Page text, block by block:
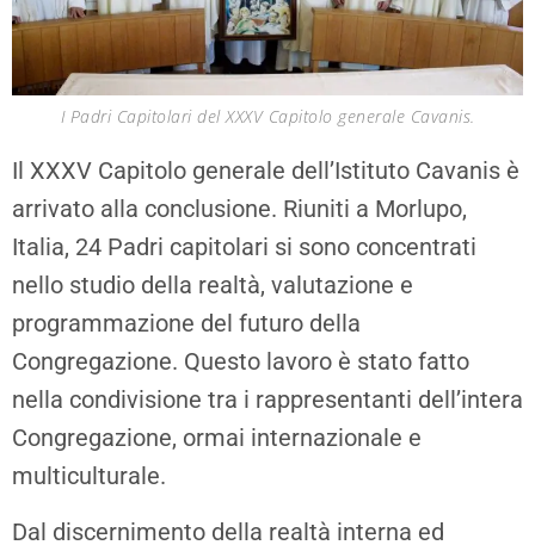
I Padri Capitolari del XXXV Capitolo generale Cavanis.
Il XXXV Capitolo generale dell’Istituto Cavanis è
arrivato alla conclusione. Riuniti a Morlupo,
Italia, 24 Padri capitolari si sono concentrati
nello studio della realtà, valutazione e
programmazione del futuro della
Congregazione. Questo lavoro è stato fatto
nella condivisione tra i rappresentanti dell’intera
Congregazione, ormai internazionale e
multiculturale.
Dal discernimento della realtà interna ed